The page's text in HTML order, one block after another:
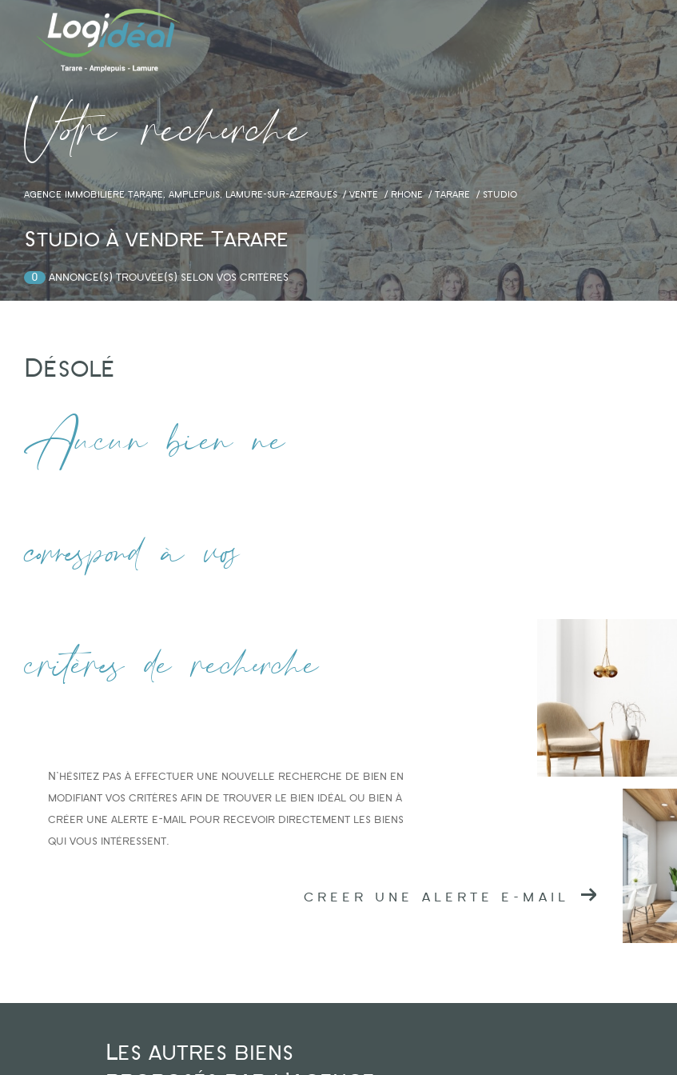
Vore recece
AGENCE IMMOBILIÈRE TARARE, AMPLEPUIS, LAMURE-SUR-AZERGUES VENTE RHONE TARARE STUDIO
Studio à vendre Tarare
0 annonce(s) trouvée(s) selon vos critères
Désolé
Aucun bien ne
correspond à vos
critères de recherche
N'hésitez pas à effectuer une nouvelle recherche de bien en
modifiant vos critères afin de trouver le bien idéal ou bien à
créer une alerte e-mail pour recevoir directement les biens
qui vous intéressent.
CREER UNE ALERTE E-MAIL
Les autres biens